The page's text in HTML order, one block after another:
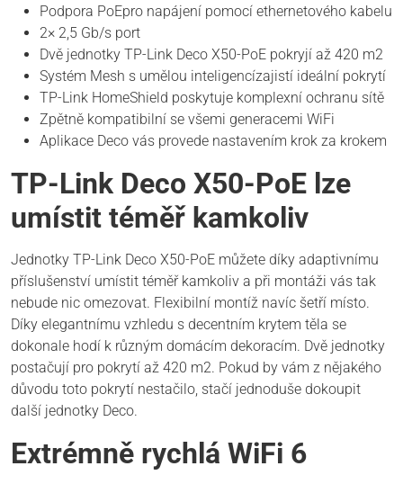
Podpora PoEpro napájení pomocí ethernetového kabelu
2× 2,5 Gb/s port
Dvě jednotky TP-Link Deco X50-PoE pokryjí až 420 m2
Systém Mesh s umělou inteligencízajistí ideální pokrytí
TP-Link HomeShield poskytuje komplexní ochranu sítě
Zpětně kompatibilní se všemi generacemi WiFi
Aplikace Deco vás provede nastavením krok za krokem
TP-Link Deco X50-PoE lze
umístit téměř kamkoliv
Jednotky TP-Link Deco X50-PoE můžete díky adaptivnímu
příslušenství umístit téměř kamkoliv a při montáži vás tak
nebude nic omezovat. Flexibilní montíž navíc šetří místo.
Díky elegantnímu vzhledu s decentním krytem těla se
dokonale hodí k různým domácím dekoracím. Dvě jednotky
postačují pro pokrytí až 420 m2. Pokud by vám z nějakého
důvodu toto pokrytí nestačilo, stačí jednoduše dokoupit
další jednotky Deco.
Extrémně rychlá WiFi 6